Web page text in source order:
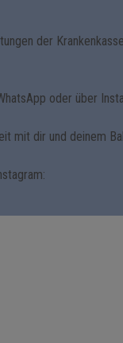
der
oder über
mit dir und deinem